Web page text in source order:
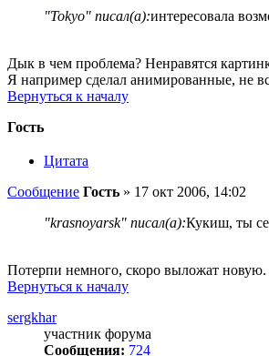
"Tokyo" писал(а):интересовала
Дык в чем проблема? Ненравятся
Я например сделал анимированные, не
Вернуться к началу
Гость
Цитата
Сообщение Гость » 17 окт 2006, 14:02
"krasnoyarsk" писал(а):Кукиш, ты
Потерпи немного, скоро выложат новую.
Вернуться к началу
sergkhar
участник форума
Сообщения: 724